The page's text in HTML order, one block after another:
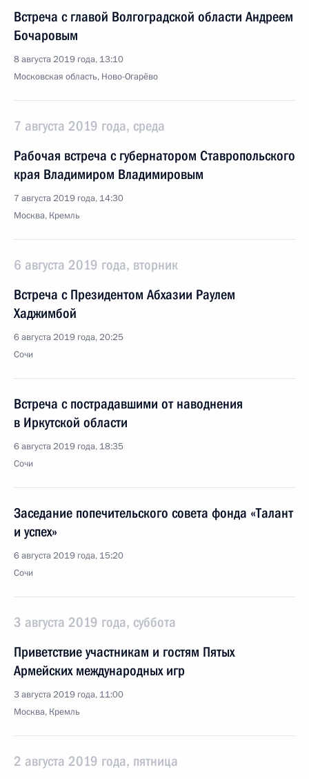
Встреча с главой Волгоградской области Андреем
Бочаровым
8 августа 2019 года, 13:10
Московская область, Ново-Огарёво
7 августа 2019 года, среда
Рабочая встреча с губернатором Ставропольского
края Владимиром Владимировым
7 августа 2019 года, 14:30
Москва, Кремль
6 августа 2019 года, вторник
Встреча с Президентом Абхазии Раулем
Хаджимбой
6 августа 2019 года, 20:25
Сочи
Встреча с пострадавшими от наводнения
в Иркутской области
6 августа 2019 года, 18:35
Сочи
Заседание попечительского совета фонда «Талант
и успех»
6 августа 2019 года, 15:20
Сочи
3 августа 2019 года, суббота
Приветствие участникам и гостям Пятых
Армейских международных игр
3 августа 2019 года, 11:00
Москва, Кремль
2 августа 2019 года, пятница